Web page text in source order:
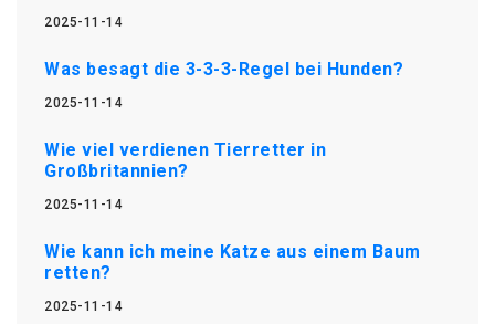
2025-11-14
Was besagt die 3-3-3-Regel bei Hunden?
2025-11-14
Wie viel verdienen Tierretter in
Großbritannien?
2025-11-14
Wie kann ich meine Katze aus einem Baum
retten?
2025-11-14